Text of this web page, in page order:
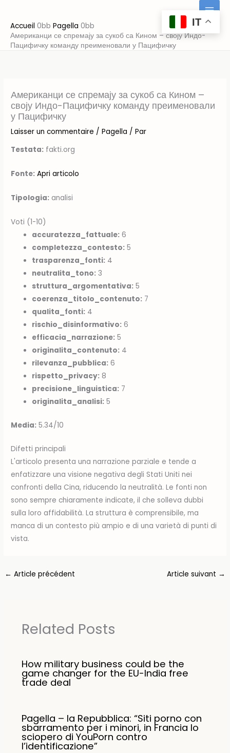
contenu
Accueil
Pagella
Американци се спремају за сукоб са Кином – своју Индо-
Пацифичку команду преименовали у Пацифичку
Американци се спремају за сукоб са Кином –
своју Индо-Пацифичку команду преименовали
у Пацифичку
Laisser un commentaire /Pagella / Par
Testata: fakti.org
Fonte: Apri articolo
Tipologia: analisi
Voti (1-10)
accuratezza_fattuale: 6
completezza_contesto: 5
trasparenza_fonti: 4
neutralita_tono: 3
struttura_argomentativa: 5
coerenza_titolo_contenuto: 7
qualita_fonti: 4
rischio_disinformativo: 6
efficacia_narrazione: 5
originalita_contenuto: 4
rilevanza_pubblica: 6
rispetto_privacy: 8
precisione_linguistica: 7
originalita_analisi: 5
Media: 5.34/10
Difetti principali
L'articolo presenta una narrazione parziale e tende a
enfatizzare una visione negativa degli Stati Uniti nei
confronti della Cina, riducendo la neutralità. Le fonti non
sono sempre chiaramente indicate, il che solleva dubbi
sulla loro affidabilità. La struttura è comprensibile, ma
manca di un contesto più ampio e di una varietà di punti di
vista.
← Article précédent Article suivant →
Related Posts
How military business could be the
game changer for the EU-India free
trade deal
Pagella – la Repubblica: “Siti porno con
sbarramento per i minori, in Francia lo
sciopero di YouPorn contro
l’identificazione”
IT